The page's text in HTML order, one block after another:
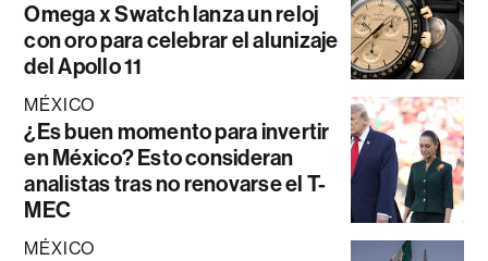
Omega x Swatch lanza un reloj
con oro para celebrar el alunizaje
del Apollo 11
MÉXICO
¿Es buen momento para invertir
en México? Esto consideran
analistas tras no renovarse el T-
MEC
MÉXICO